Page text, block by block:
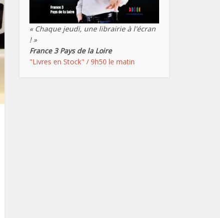
« Chaque jeudi, une librairie à l'écran
! »
France 3 Pays de la Loire
"Livres en Stock" / 9h50 le matin